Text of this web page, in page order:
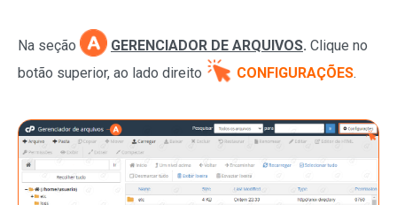
Na seção GERENCIADOR DE ARQUIVOS. Clique no
botão superior, ao lado direito
CONFIGURAÇÕES.